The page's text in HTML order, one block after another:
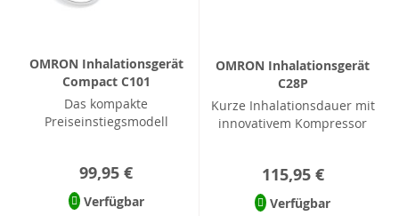
OMRON Inhalationsgerät
Compact C101
Das kompakte
Preiseinstiegsmodell
99,95 €
Verfügbar
OMRON Inhalationsgerät
C28P
Kurze Inhalationsdauer mit
innovativem Kompressor
115,95 €
Verfügbar